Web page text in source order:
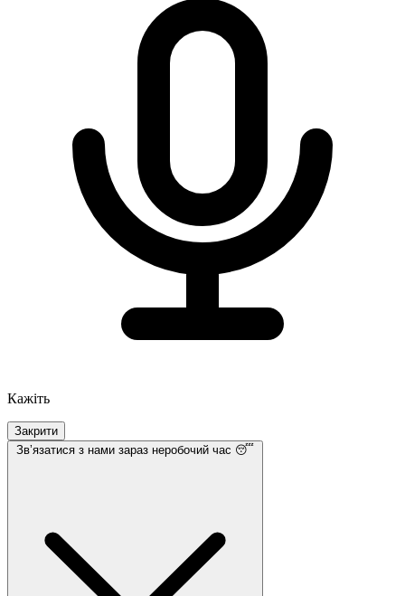
Кажіть
Закрити
Звʼязатися з нами зараз неробочий час 😴